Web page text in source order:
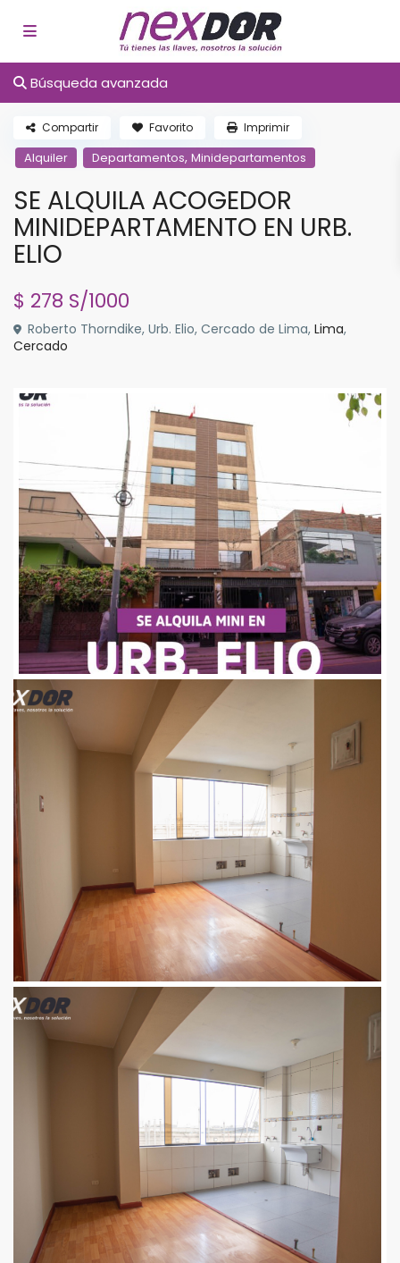
Búsqueda avanzada
Alquiler Departamentos,Minidepartamentos
SE ALQUILA ACOGEDOR
MINIDEPARTAMENTO EN URB.
ELIO
$ 278 S/1000
Roberto Thorndike, Urb. Elio, Cercado de Lima,Lima,
Cercado
Compartir Favorito Imprimir